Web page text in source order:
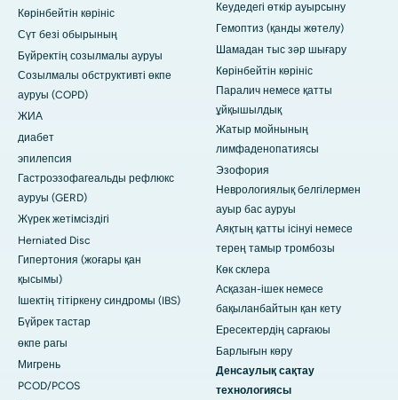
Көрінбейтін көрініс
Сүт безі обырының
Бүйректің созылмалы ауруы
Созылмалы обструктивті өкпе
ауруы (COPD)
ЖИА
диабет
эпилепсия
Гастроэзофагеальды рефлюкс
ауруы (GERD)
Жүрек жетімсіздігі
Herniated Disc
Гипертония (жоғары қан
қысымы)
Ішектің тітіркену синдромы (IBS)
Бүйрек тастар
өкпе рагы
Мигрень
PCOD/PCOS
Кеудедегі өткір ауырсыну
Гемоптиз (қанды жөтелу)
Шамадан тыс зәр шығару
Көрінбейтін көрініс
Паралич немесе қатты
ұйқышылдық
Жатыр мойнының
лимфаденопатиясы
Эзофория
Неврологиялық белгілермен
ауыр бас ауруы
Аяқтың қатты ісінуі немесе
терең тамыр тромбозы
Көк склера
Асқазан-ішек немесе
бақыланбайтын қан кету
Ересектердің сарғаюы
Барлығын көру
Денсаулық сақтау
технологиясы